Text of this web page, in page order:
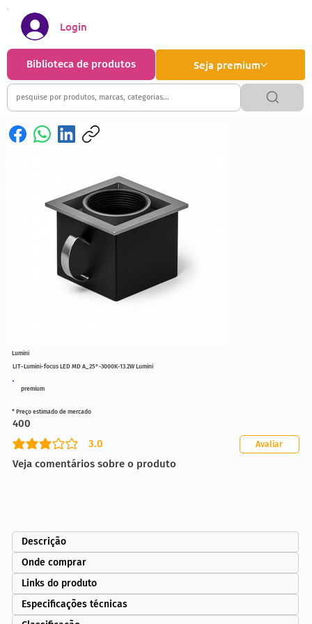
Seja premium
Biblioteca de produtos
Login
premium
LIT-Lumini-focus LED MD A_25°-3000K-13.2W Lumini
3.0
classificação média é 3 de 5
Veja comentários sobre o produto
Avaliar
* Preço estimado de mercado
400
Lumini
Descrição
Onde comprar
Links do produto
Especificações técnicas